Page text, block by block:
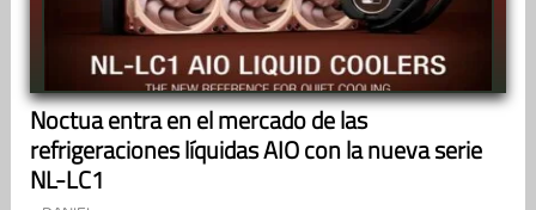
Noctua entra en el mercado de las
refrigeraciones líquidas AIO con la nueva serie
NL-LC1